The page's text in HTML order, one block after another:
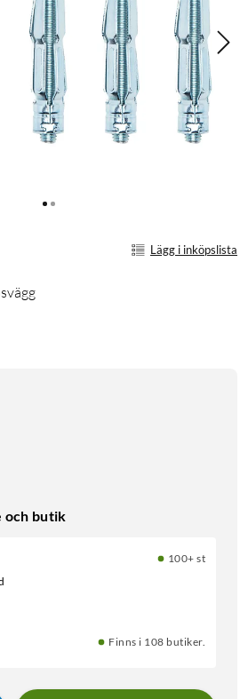
Lägg i inköpslista
och butik
100+ st
Finns i 108 butiker.